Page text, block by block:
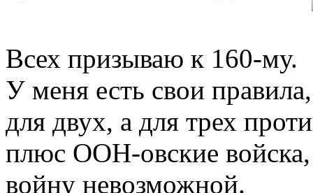
Всех призываю к 160-му.
У меня есть свои
для двух, а для трех
плюс ООН-овские войска,
войну невозможной.